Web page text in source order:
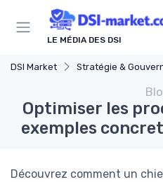
LE MÉDIA DES DSI
DSI Market Stratégie &
Optimiser les
exemples
Découvrez comment un
Panneau de gestion des cookies